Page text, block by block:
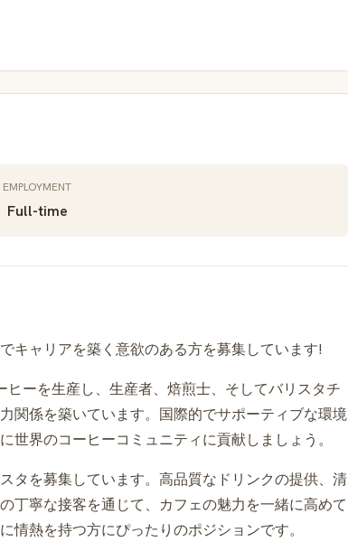
EMPLOYMENT
Full-time
キャリアを築く意欲のある方を募集しています!
ヒーを生産し、生産者、焙煎士、そしてバリスタチ
関係を築いています。国際的でサポーティブな環境
世界のコーヒーコミュニティに貢献しましょう。
タを募集しています。高品質なドリンクの提供、清
丁寧な接客を通じて、カフェの魅力を一緒に高めて
情熱を持つ方にぴったりのポジションです。